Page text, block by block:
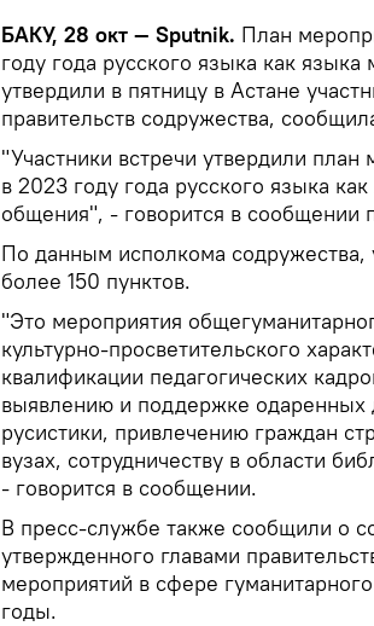
БАКУ, 28 окт — Sputnik. План
году года русского языка как
утвердили в пятницу в Астане
правительств содружества,
"Участники встречи утвердили
в 2023 году года русского языка
общения", - говорится в сообщении
По данным исполкома
более 150 пунктов.
"Это мероприятия
культурно-просветительского
квалификации педагогических
выявлению и поддержке одаренных
русистики, привлечению граждан
вузах, сотрудничеству в области
- говорится в сообщении.
В пресс-службе также сообщили о
утвержденного главами
мероприятий в сфере
годы.